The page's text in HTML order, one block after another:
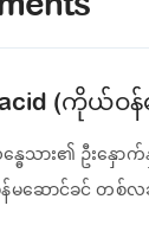
acid (ကိုယ်
ေသား၏ ဦးနှေ
န်မဆောင်ခင် တ